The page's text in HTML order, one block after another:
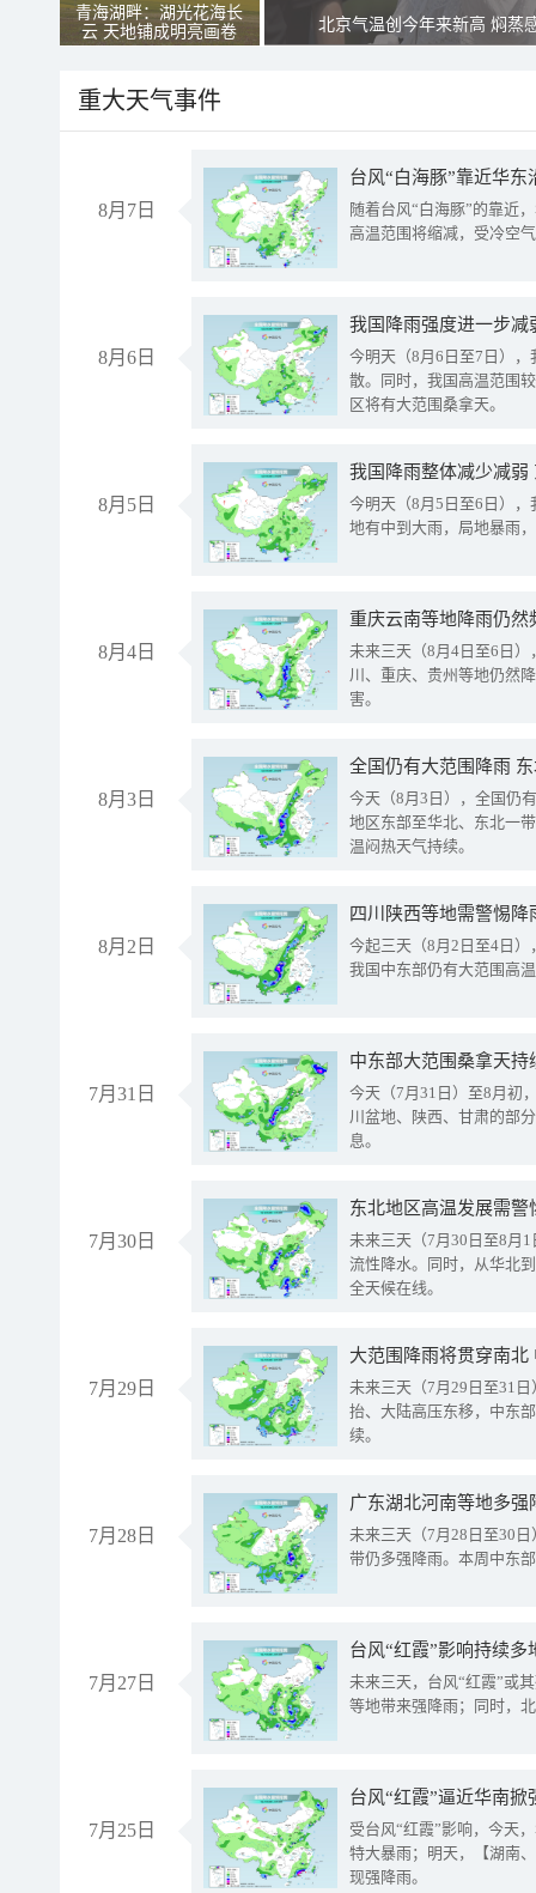
青海湖畔：湖光花海长
云 天地铺成明亮画卷
北京气温创今年来新高 焖蒸
重大天气事件
8月7日
台风“白海豚”靠近华
随着台风“白海豚”的靠近
高温范围将缩减，受冷空
8月6日
今明天（8月6日至7日）
散。同时，我国高温范围
区将有大范围桑拿天。
8月5日
我国降雨整体减少减弱
今明天（8月5日至6日）
地有中到大雨，局地暴雨
8月4日
重庆云南等地降雨仍然
未来三天（8月4日至6日
川、重庆、贵州等地仍然
害。
8月3日
全国仍有大范围降雨
今天（8月3日），全国仍
地区东部至华北、东北一
温闷热天气持续。
8月2日
今起三天（8月2日至4日
我国中东部仍有大范围高
7月31日
中东部大范围桑拿天
今天（7月31日）至8月初
川盆地、陕西、甘肃的部
息。
7月30日
东北地区高温发展需
未来三天（7月30日至8月
流性降水。同时，从华北
全天候在线。
7月29日
大范围降雨将贯穿南
未来三天（7月29日至31
抬、大陆高压东移，中东
续。
7月28日
广东湖北河南等地多
未来三天（7月28日至30
带仍多强降雨。本周中东
7月27日
台风“红霞”影响持续
未来三天，台风“红霞”或
等地带来强降雨；同时，
7月25日
台风“红霞”逼近华南
受台风“红霞”影响，今天
特大暴雨；明天，【湖南
现强降雨。